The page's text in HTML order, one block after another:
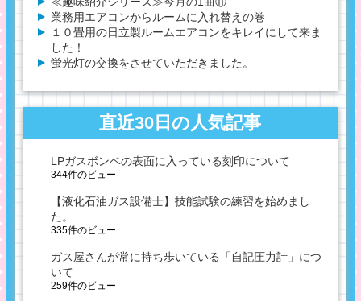
業務用エアコンからルームに入れ替えの巻
１０畳用の日立製ルームエアコンをキレイにして来ま
した！
蛍光灯の交換をさせていただきました。
直近30日の人気記事
LPガスボンベの表面に入っている刻印について
344件のビュー
【液化石油ガス設備士】技能試験の練習を始めまし
た。
335件のビュー
ガス屋さんが常に持ち歩いている「自記圧力計」につ
いて
259件のビュー